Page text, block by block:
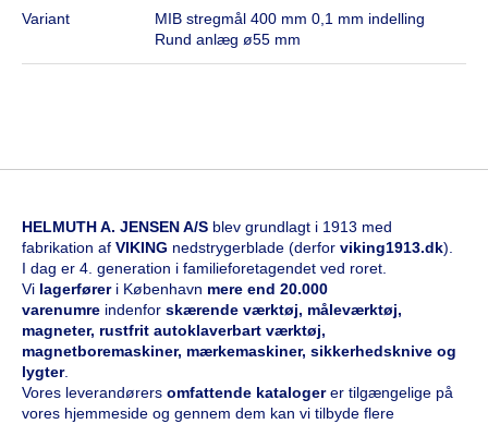
Variant
MIB stregmål 400 mm 0,1 mm indelling
Rund anlæg ø55 mm
HELMUTH A. JENSEN A/S blev grundlagt i 1913 med
fabrikation af VIKING nedstrygerblade (derfor viking1913.dk).
I dag er 4. generation i familieforetagendet ved roret.
Vi lagerfører i København mere end 20.000
varenumre indenfor skærende værktøj, måleværktøj,
magneter, rustfrit autoklaverbart værktøj,
magnetboremaskiner, mærkemaskiner, sikkerhedsknive og
lygter.
Vores leverandørers omfattende katalogerer tilgængelige på
vores hjemmeside og gennem dem kan vi tilbyde flere